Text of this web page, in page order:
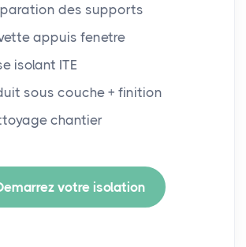
des supports
appuis fenetre
isolant ITE
sous couche + finition
chantier
votre isolation